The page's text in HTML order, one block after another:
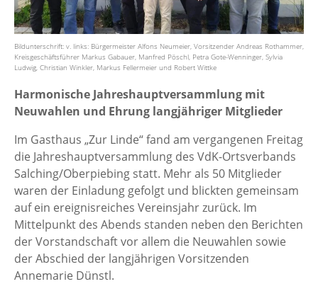
Bildunterschrift: v. links: Bürgermeister Alfons Neumeier, Vorsitzender Andreas Rothammer,
Kreisgeschäftsführer Markus Gabauer, Manfred Pöschl, Petra Gote-Wenninger, Sylvia
Ludwig, Christian Winkler, Markus Fellermeier und Robert Wittke
Harmonische Jahreshauptversammlung mit
Neuwahlen und Ehrung langjähriger Mitglieder
Im Gasthaus „Zur Linde“ fand am vergangenen Freitag
die Jahreshauptversammlung des VdK-Ortsverbands
Salching/Oberpiebing statt. Mehr als 50 Mitglieder
waren der Einladung gefolgt und blickten gemeinsam
auf ein ereignisreiches Vereinsjahr zurück. Im
Mittelpunkt des Abends standen neben den Berichten
der Vorstandschaft vor allem die Neuwahlen sowie
der Abschied der langjährigen Vorsitzenden
Annemarie Dünstl.